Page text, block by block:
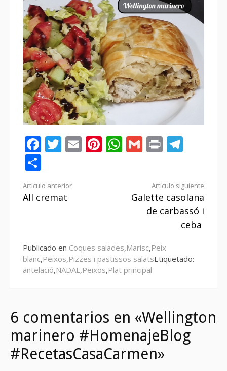
Facebook
Twitter
EmailPinterest
WhatsApp
Gmail
Print
Seguir
Artículo anterior
All cremat
Artículo siguiente
Galette casolana
de carbassó i
ceba
Publicado en Coques salades,Marisc,Peix
blanc,Peixos,Pizzes i pastissos salatsEtiquetado:
antelació,NADAL ,Peixos,Plat principal
6 comentarios en «Wellington
marinero #HomenajeBlog
#RecetasCasaCarmen»